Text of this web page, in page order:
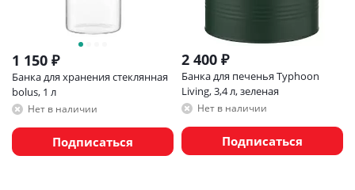
1 150 ₽
Банка для хранения стеклянная
bolus, 1 л
Нет в наличии
Подписаться
2 400 ₽
Банка для печенья Typhoon
Living, 3,4 л, зеленая
Нет в наличии
Подписаться